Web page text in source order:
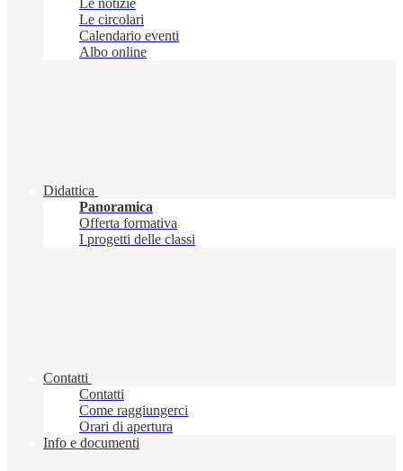
Le notizie
Le circolari
Calendario eventi
Albo online
Didattica
Panoramica
Offerta formativa
I progetti delle classi
Contatti
Contatti
Come raggiungerci
Orari di apertura
Info e documenti